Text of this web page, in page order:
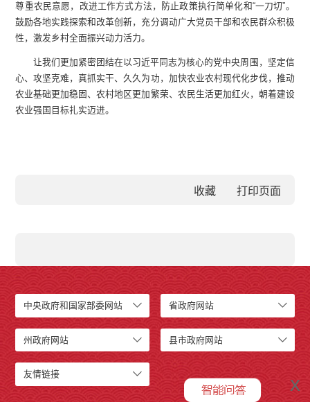
尊重农民意愿，改进工作方式方法，防止政策执行简单化和“一刀切”。
鼓励各地实践探索和改革创新，充分调动广大党员干部和农民群众积极
性，激发乡村全面振兴动力活力。
让我们更加紧密团结在以习近平同志为核心的党中央周围，坚定信
心、攻坚克难，真抓实干、久久为功，加快农业农村现代化步伐，推动
农业基础更加稳固、农村地区更加繁荣、农民生活更加红火，朝着建设
农业强国目标扎实迈进。
收藏
中央政府和国家部委网站 省政府网站
州政府网站 县市政府网站
友情链接 x